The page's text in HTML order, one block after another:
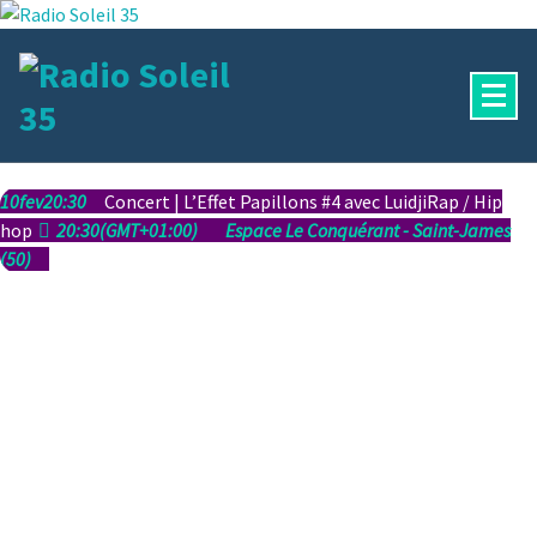
Aller
contenu
10fev20:30 Concert | L’Effet Papillons #4 avec LuidjiRap / Hip
hop
20:30(GMT+01:00)
Espace Le Conquérant - Saint-James
(50)